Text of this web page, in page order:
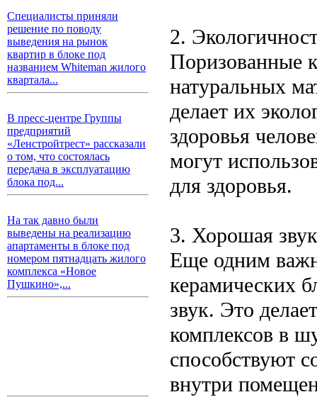
Специалисты приняли
решение по поводу
выведения на рынок
квартир в блоке под
названием Whiteman жилого
квартала...
В пресс-центре Группы
предприятий
«Ленстройтрест» рассказали
о том, что состоялась
передача в эксплуатацию
блока под...
На так давно были
выведены на реализацию
апартаменты в блоке под
номером пятнадцать жилого
комплекса «Новое
Пушкино»,...
2.
Поризованные
натуральных
делает их
здоровья
могут
для здоровья.
3. Хорошая
Еще одним
керамических
звук. Это
комплексов в
способствуют
внутри